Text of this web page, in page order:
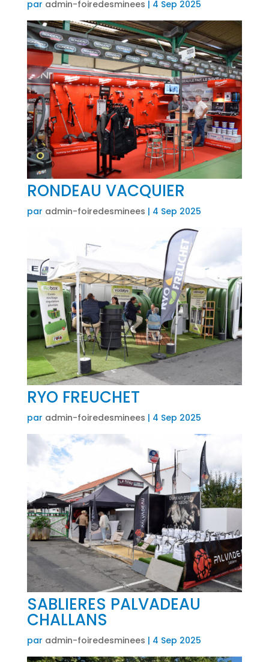
par admin-foiredesminees | 4 Sep 2025
RONDEAU VACQUIER
par admin-foiredesminees | 4 Sep 2025
RYO FREUCHET
par admin-foiredesminees | 4 Sep 2025
SABLIERES PALVADEAU
CHALLANS
par admin-foiredesminees | 4 Sep 2025